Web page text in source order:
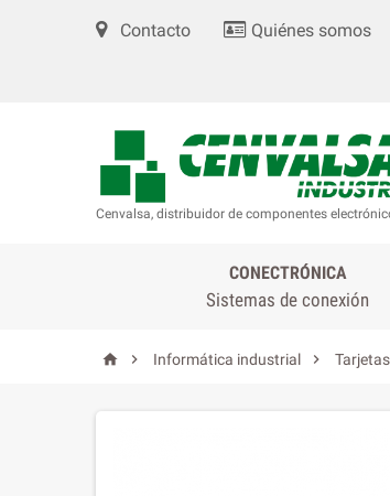
Contacto Quiénes somos
Cenvalsa, distribuidor de componentes
CONECTRÓNICA
Sistemas de conexión
  Informática industrial 